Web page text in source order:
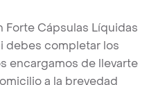
Forte Cápsulas Líquidas
debes completar los
encargamos de llevarte
a la brevedad